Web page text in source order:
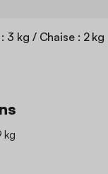
3 kg / Chaise : 2 kg
kg